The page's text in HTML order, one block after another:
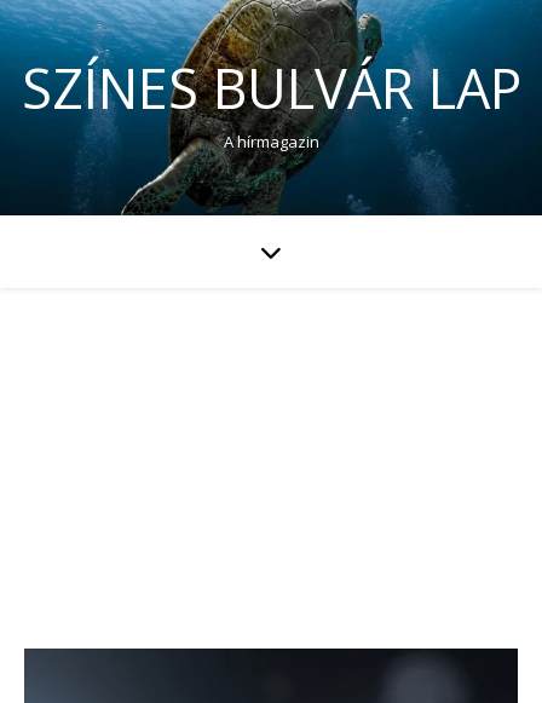
SZÍNES BULVÁR LAP
A hírmagazin